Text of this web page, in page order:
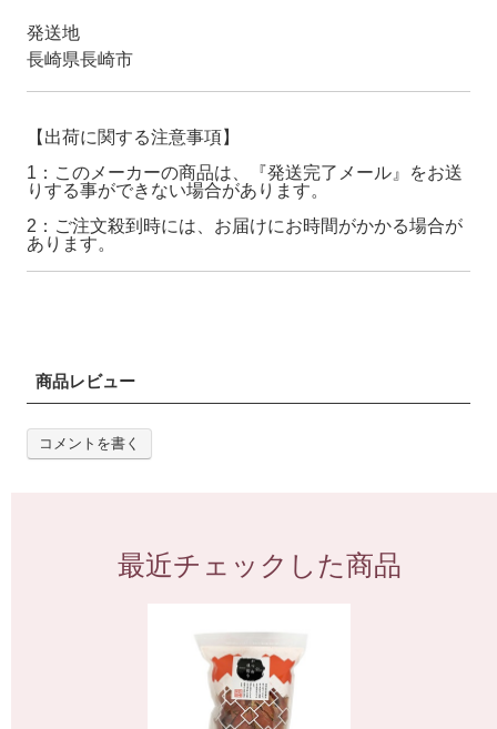
発送地
長崎県長崎市
【出荷に関する注意事項】
1：このメーカーの商品は、『発送完了メール』をお送
りする事ができない場合があります。
2：ご注文殺到時には、お届けにお時間がかかる場合が
あります。
商品レビュー
コメントを書く
最近チェックした商品